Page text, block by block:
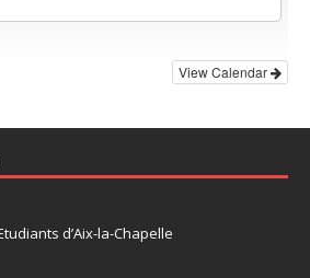
View Calendar
d’Aix-la-Chapelle